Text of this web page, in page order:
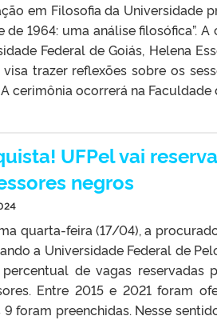
em Filosofia da Universidade
de 1964: uma análise filosófica”.
Federal de Goiás, Helena
trazer reflexões sobre os
cerimônia ocorrerá na
UFPel vai
negros
quarta-feira (17/04), a
a Universidade Federal de
de vagas reservadas
Entre 2015 e 2021 foram
9 foram preenchidas. Nesse